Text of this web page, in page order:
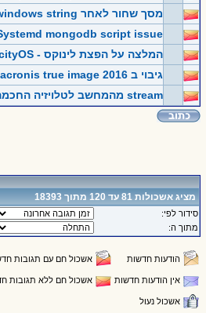
מסך שחור לאחר windows string
mongodb script issue
המלצה על הפצת לינוקס - ApricityOS
גיבוי ב acronis true image 2016
stream מהמחשב לטלויזיה החכמה
מציג אשכולות 81 עד 120 מתוך 18393
סידור לפי:
מתוך ה:
הודעות חדשות אשכול חם עם תגובות
אין הודעות חדשות אשכול חם ללא תגובות
אשכול נעול